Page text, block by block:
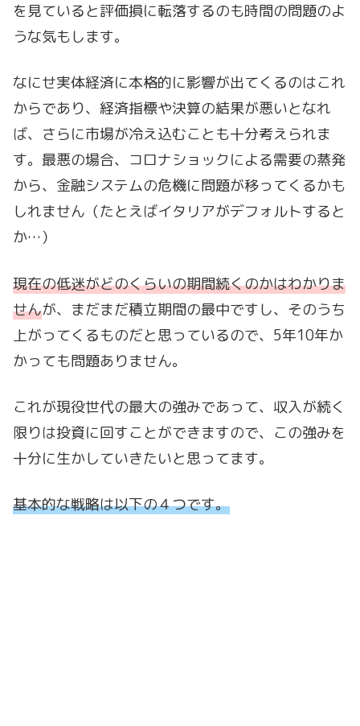
を見ていると評価損に転落するのも時間の問題のよ
うな気もします。
なにせ実体経済に本格的に影響が出てくるのはこれ
からであり、経済指標や決算の結果が悪いとなれ
ば、さらに市場が冷え込むことも十分考えられま
す。最悪の場合、コロナショックによる需要の蒸発
から、金融システムの危機に問題が移ってくるかも
しれません（たとえばイタリアがデフォルトすると
か…）
現在の低迷がどのくらいの期間続くのかはわかりま
せんが、まだまだ積立期間の最中ですし、そのうち
上がってくるものだと思っているので、5年10年か
かっても問題ありません。
これが現役世代の最大の強みであって、収入が続く
限りは投資に回すことができますので、この強みを
十分に生かしていきたいと思ってます。
基本的な戦略は以下の４つです。